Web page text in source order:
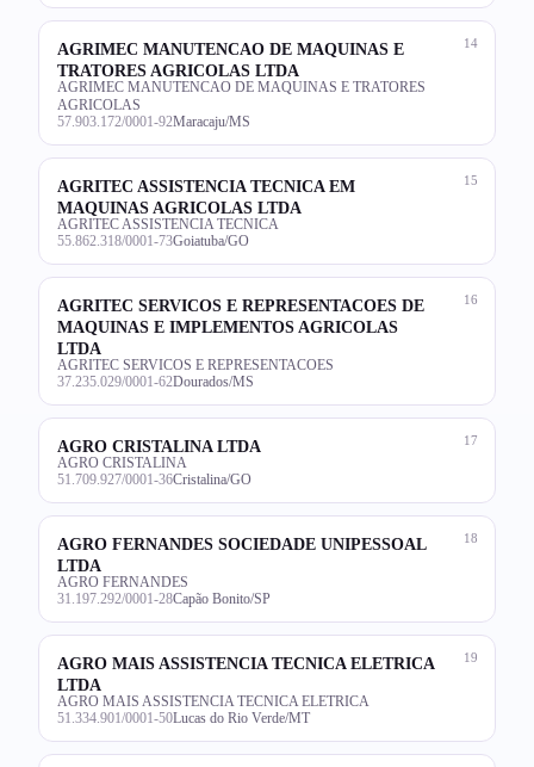
14
AGRIMEC MANUTENCAO DE MAQUINAS E
TRATORES AGRICOLAS LTDA
AGRIMEC MANUTENCAO DE MAQUINAS E TRATORES
AGRICOLAS
57.903.172/0001-92Maracaju/MS
15
AGRITEC ASSISTENCIA TECNICA EM
MAQUINAS AGRICOLAS LTDA
AGRITEC ASSISTENCIA TECNICA
55.862.318/0001-73Goiatuba/GO
16
AGRITEC SERVICOS E REPRESENTACOES DE
MAQUINAS E IMPLEMENTOS AGRICOLAS
LTDA
AGRITEC SERVICOS E REPRESENTACOES
37.235.029/0001-62Dourados/MS
17
AGRO CRISTALINA LTDA
AGRO CRISTALINA
51.709.927/0001-36Cristalina/GO
18
AGRO FERNANDES SOCIEDADE UNIPESSOAL
LTDA
AGRO FERNANDES
31.197.292/0001-28Capão Bonito/SP
19
AGRO MAIS ASSISTENCIA TECNICA ELETRICA
LTDA
AGRO MAIS ASSISTENCIA TECNICA ELETRICA
51.334.901/0001-50Lucas do Rio Verde/MT